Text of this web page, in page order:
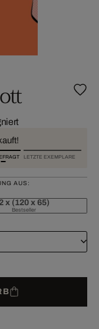
LETZTE EXEMPLARE
AUS:
2 x (120 x 65)
Bestseller